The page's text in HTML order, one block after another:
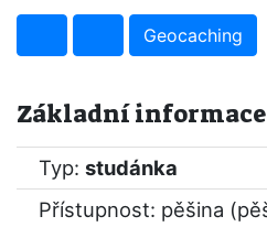
Geocaching
Základní informace
Typ: studánka
Přístupnost: pěšina